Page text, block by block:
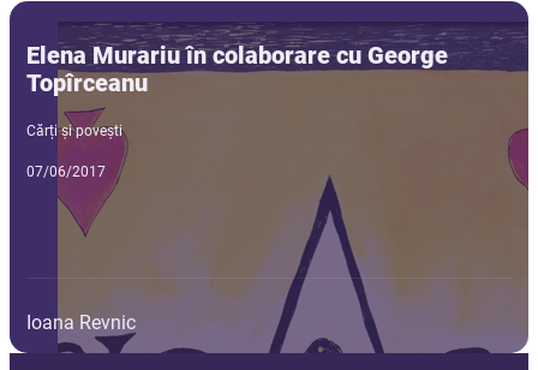
Elena Murariu în colaborare cu George
Topîrceanu
Cărți și povești
07/06/2017
Ioana Revnic